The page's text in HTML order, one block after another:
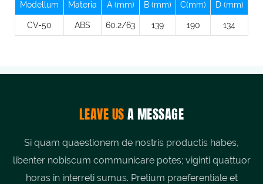
Modellum Materia A (mm) B (mm) C(mm) D (mm)
CV-50 ABS 60.2/63 139 190 134
LEAVE USA MESSAGE
Si quam quaestionem de nostris productis habes,
libenter nobiscum communicare potes; viginti quattuor
horas in interreti sumus. Pretium praeferentiale et